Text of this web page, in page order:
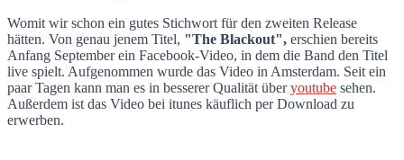
Womit wir schon ein gutes Stichwort für den zweiten Release
hätten. Von genau jenem Titel, "The Blackout", erschien bereits
Anfang September ein Facebook-Video, in dem die Band den Titel
live spielt. Aufgenommen wurde das Video in Amsterdam. Seit ein
paar Tagen kann man es in besserer Qualität überyoutube sehen.
Außerdem ist das Video bei itunes käuflich per Download zu
erwerben.